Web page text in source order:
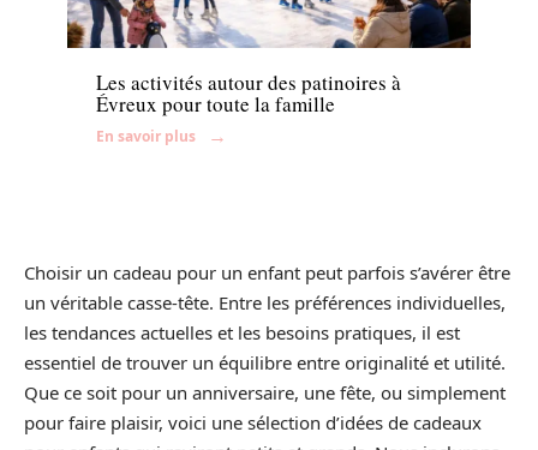
Famille
Les activités autour des patinoires à
Évreux pour toute la famille
En savoir plus
Choisir un cadeau pour un enfant peut parfois s’avérer être
un véritable casse-tête. Entre les préférences individuelles,
les tendances actuelles et les besoins pratiques, il est
essentiel de trouver un équilibre entre originalité et utilité.
Que ce soit pour un anniversaire, une fête, ou simplement
pour faire plaisir, voici une sélection d’idées de cadeaux